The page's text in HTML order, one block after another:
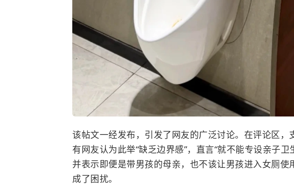
该帖文一经发布，引发了网友的广泛讨论。在评论区，
有网友认为此举“缺乏边界感”，直言“就不能专设亲子卫
并表示即便是带男孩的母亲，也不该让男孩进入女厕使
成了困扰。